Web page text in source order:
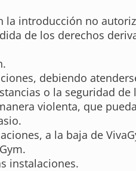
la introducción no
de los derechos
debiendo
o la seguridad de
violenta, que
a la baja de
instalaciones.